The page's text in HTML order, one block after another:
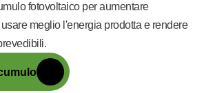
fotovoltaico per aumentare
meglio l'energia prodotta e rendere